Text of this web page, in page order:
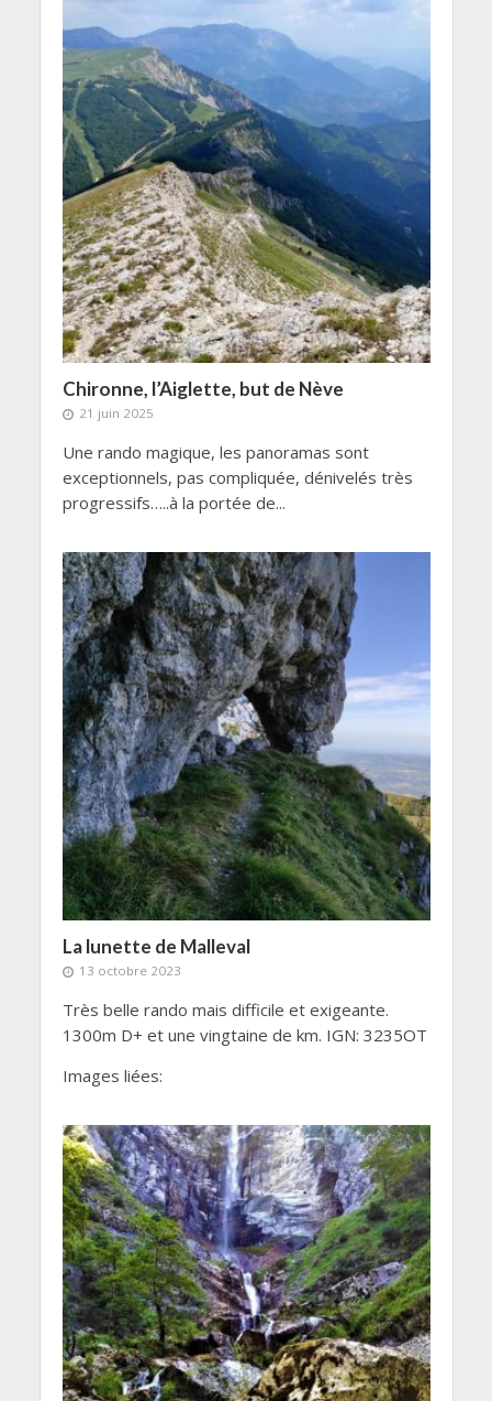
Chironne, l’Aiglette, but de Nève
21 juin 2025
Une rando magique, les panoramas sont
exceptionnels, pas compliquée, dénivelés très
progressifs…..à la portée de...
La lunette de Malleval
13 octobre 2023
Très belle rando mais difficile et exigeante.
1300m D+ et une vingtaine de km. IGN: 3235OT
Images liées: